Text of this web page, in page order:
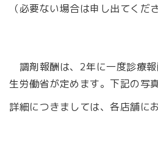
（必要ない場合は申し出てくだ
調剤報酬は、2年に一度診療
生労働省が定めます。下記の写
詳細につきましては、各店舗に